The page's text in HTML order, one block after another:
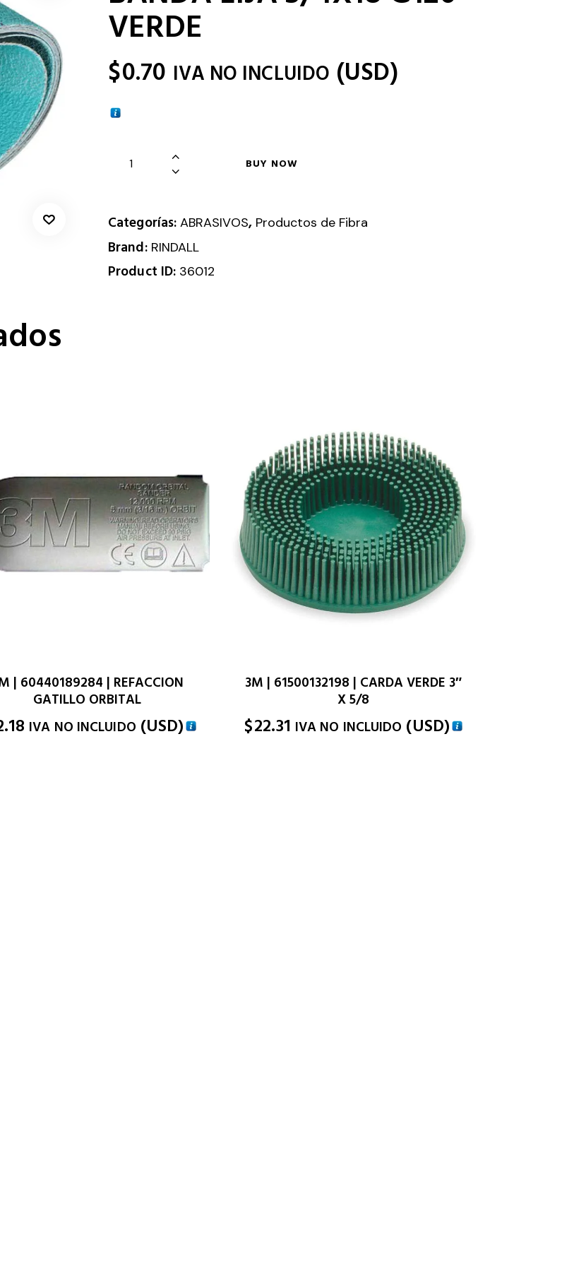
VERDE
$0.70 IVA NO INCLUIDO (USD)
BUY NOW
Categorías:ABRASIVOS, Productos de Fibra
Brand: RINDALL
Product ID: 36012
| 60440189284 | REFACCION
GATILLO ORBITAL
IVA NO INCLUIDO (USD)
3M | 61500132198 | CARDA VERDE 3″
X 5/8
$22.31 IVA NO INCLUIDO (USD)